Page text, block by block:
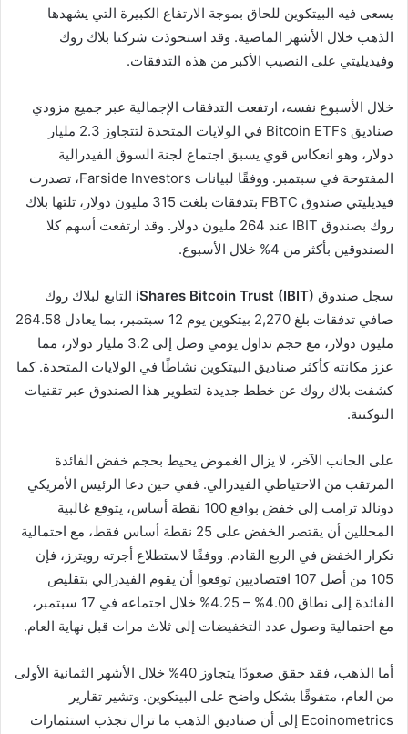
يسعى فيه البيتكوين للحاق بموجة الارتفاع الكبيرة التي يشهدها
الذهب خلال الأشهر الماضية. وقد استحوذت شركتا بلاك روك
وفيديليتي على النصيب الأكبر من هذه التدفقات.
خلال الأسبوع نفسه، ارتفعت التدفقات الإجمالية عبر جميع مزودي
صناديق Bitcoin ETFs في الولايات المتحدة لتتجاوز 2.3 مليار
دولار، وهو انعكاس قوي يسبق اجتماع لجنة السوق الفيدرالية
المفتوحة في سبتمبر. ووفقًا لبيانات Farside Investors، تصدرت
فيديليتي صندوق FBTC بتدفقات بلغت 315 مليون دولار، تلتها بلاك
روك بصندوق IBIT عند 264 مليون دولار. وقد ارتفعت أسهم كلا
الصندوقين بأكثر من 4% خلال الأسبوع.
سجل صندوق iShares Bitcoin Trust (IBIT) التابع لبلاك روك
صافي تدفقات بلغ 2,270 بيتكوين يوم 12 سبتمبر، بما يعادل 264.58
مليون دولار، مع حجم تداول يومي وصل إلى 3.2 مليار دولار، مما
عزز مكانته كأكثر صناديق البيتكوين نشاطًا في الولايات المتحدة. كما
كشفت بلاك روك عن خطط جديدة لتطوير هذا الصندوق عبر تقنيات
التوكننة.
على الجانب الآخر، لا يزال الغموض يحيط بحجم خفض الفائدة
المرتقب من الاحتياطي الفيدرالي. ففي حين دعا الرئيس الأمريكي
دونالد ترامب إلى خفض بواقع 100 نقطة أساس، يتوقع غالبية
المحللين أن يقتصر الخفض على 25 نقطة أساس فقط، مع احتمالية
تكرار الخفض في الربع القادم. ووفقًا لاستطلاع أجرته رويترز، فإن
105 من أصل 107 اقتصاديين توقعوا أن يقوم الفيدرالي بتقليص
الفائدة إلى نطاق 4.00% – 4.25% خلال اجتماعه في 17 سبتمبر،
مع احتمالية وصول عدد التخفيضات إلى ثلاث مرات قبل نهاية العام.
أما الذهب، فقد حقق صعودًا يتجاوز 40% خلال الأشهر الثمانية الأولى
من العام، متفوقًا بشكل واضح على البيتكوين. وتشير تقارير
Ecoinometrics إلى أن صناديق الذهب ما تزال تجذب استثمارات